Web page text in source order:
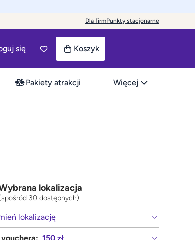
Dla firmPunkty stacjonarne
się Koszyk
Pakiety atrakcji Więcej
lokalizacja
30 dostępnych)
lokalizację